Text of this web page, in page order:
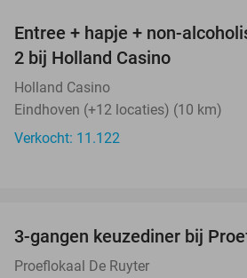
Entree + hapje + non-
2 bij Holland Casino
Holland Casino
Eindhoven (+12 locaties) (10 km)
Verkocht: 11.122
3-gangen keuzediner bij
Proeflokaal De Ruyter